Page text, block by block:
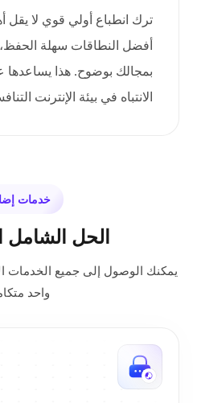
أفضل النطاقات سهلة
بمجالك بوضوح. هذا يساعدها
الانتباه في بيئة الإنترنت
خدمات
الحل
يمكنك الوصول إلى جميع الخدمات
واحد